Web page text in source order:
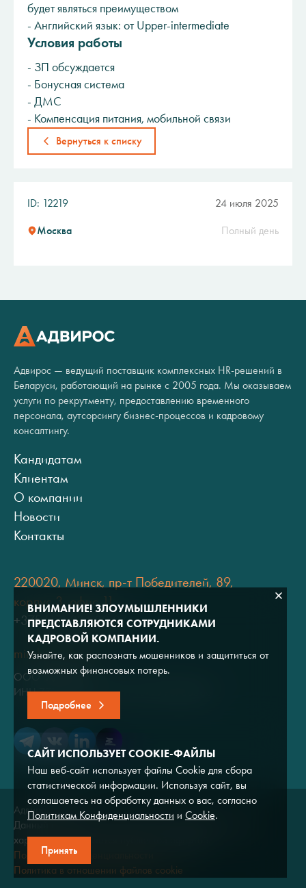
будет являться преимуществом
- Английский язык: от Upper-intermediate
Условия работы
- ЗП обсуждается
- Бонусная система
- ДМС
- Компенсация питания, мобильной связи
Вернуться к списку
ID: 12219 24 июля 2025
Москва Полный день
Адвирос — ведущий поставщик комплексных HR-решений в
Беларуси, работающий на рынке с 2005 года. Мы оказываем
услуги по рекрутменту, предоставлению временного
персонала, аутсорсингу бизнес-процессов и кадровому
консалтингу.
Кандидатам
Клиентам
О компании
Новости
Контакты
220020, Минск, пр-т Победителей, 89,
корпус 3, офис 11
+375 (17) 334 80 07
minsk@adviros.by
ООО "Адвирос"
ИНН 7714572528 / ОГРН 1047796766380
Адвирос © 2026
Данный сайт носит исключительно информационный
характер и не является публичной офертой.
Политика конфиденциальности
Политика в отношении файлов cookie
ВНИМАНИЕ! ЗЛОУМЫШЛЕННИКИ
ПРЕДСТАВЛЯЮТСЯ СОТРУДНИКАМИ
КАДРОВОЙ КОМПАНИИ.
Узнайте, как распознать мошенников и защититься от
возможных финансовых потерь.
Подробнее
САЙТ ИСПОЛЬЗУЕТ COOKIE-ФАЙЛЫ
Наш веб-сайт использует файлы Cookie для сбора
статистической информации. Используя сайт, вы
соглашаетесь на обработку данных о вас, согласно
Политикам Конфиденциальности и Cookie.
Принять